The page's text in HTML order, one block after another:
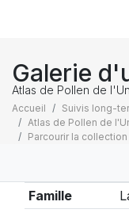
Galerie
Atlas de Pollen de
Accueil
Suivis long-
Atlas de Pollen de
Parcourir la collection
Famille